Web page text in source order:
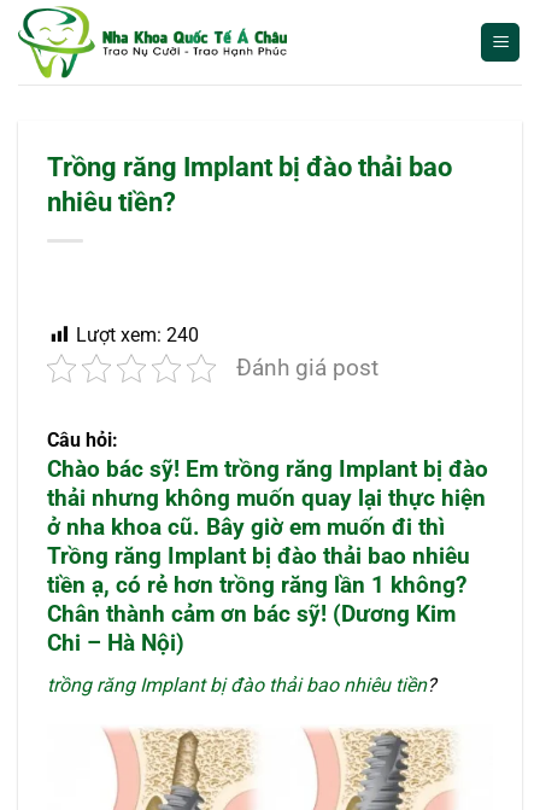
qua
Trồng răng Implant bị đào thải bao
nhiêu tiền?
Lượt xem: 240
Đánh giá post
Câu hỏi:
Chào bác sỹ! Em trồng răng Implant bị đào
thải nhưng không muốn quay lại thực hiện
ở nha khoa cũ. Bây giờ em muốn đi thì
Trồng răng Implant bị đào thải bao nhiêu
tiền ạ, có rẻ hơn trồng răng lần 1 không?
Chân thành cảm ơn bác sỹ! (Dương Kim
Chi – Hà Nội)
trồng răng Implant bị đào thải bao nhiêu tiền?